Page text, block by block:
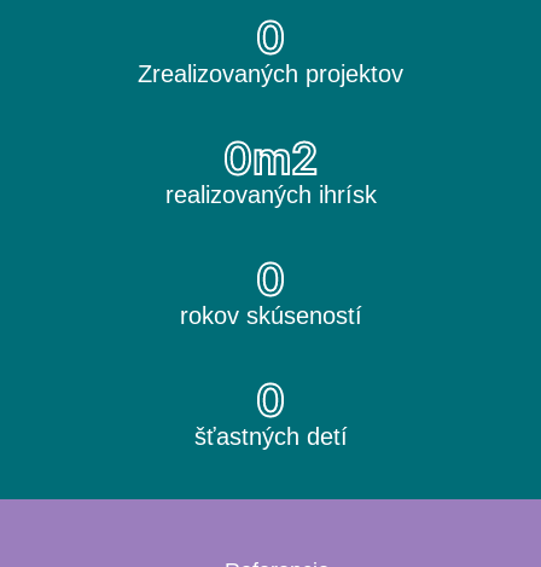
Zrealizovaných projektov
0
realizovaných ihrísk
0m2
rokov skúseností
0
šťastných detí
0